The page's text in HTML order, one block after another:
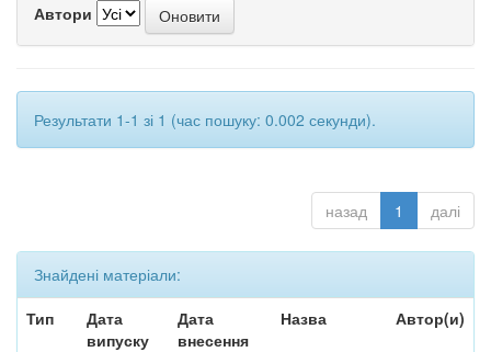
Автори
Результати 1-1 зі 1 (час пошуку: 0.002 секунди).
назад 1 далі
Знайдені матеріали:
Тип
Дата
випуску
Дата
внесення
Назва Автор(и)